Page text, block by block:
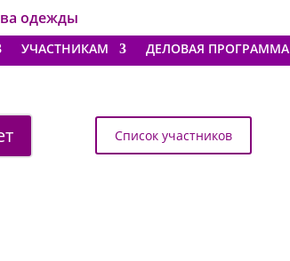
одежды
УЧАСТНИКАМ ДЕЛОВАЯ ПРОГРАММА
Список участников